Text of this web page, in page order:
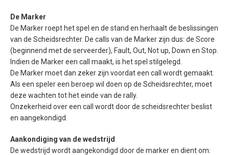
De Marker
De Marker roept het spel en de stand en herhaalt de beslissingen
van de Scheidsrechter. De calls van de Marker zijn dus: de Score
(beginnend met de serveerder), Fault, Out, Not up, Down en Stop.
Indien de Marker een call maakt, is het spel stilgelegd.
De Marker moet dan zeker zijn voordat een call wordt gemaakt.
Als een speler een beroep wil doen op de Scheidsrechter, moet
deze wachten tot het einde van de rally.
Onzekerheid over een call wordt door de scheidsrechter beslist
en aangekondigd.
Aankondiging van de wedstrijd
De wedstrijd wordt aangekondigd door de marker en dient om: